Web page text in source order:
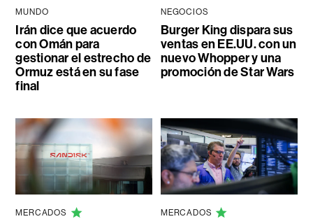
MUNDO
Irán dice que acuerdo
con Omán para
gestionar el estrecho de
Ormuz está en su fase
final
NEGOCIOS
Burger King dispara sus
ventas en EE.UU. con un
nuevo Whopper y una
promoción de Star Wars
MERCADOS MERCADOS